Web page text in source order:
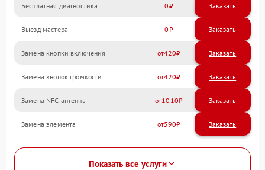
Бесплатная диагностика 0 Заказать
Выезд мастера 0 Заказать
Замена кнопки включения 420
Замена кнопок громкости 420
Замена NFC антенны 1010
Замена элемента 590
Показать все услуги